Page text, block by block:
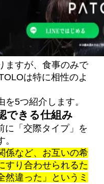
ますが、食事のみで
は特に相性のよ
5つ紹介します。
できる仕組み
に「交際タイプ」を
係など、お互いの希
すり合わせられるた
然違った」というミ